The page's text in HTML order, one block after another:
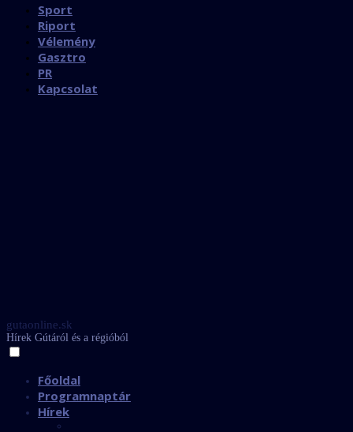
Sport
Riport
Vélemény
Gasztro
PR
Kapcsolat
gutaonline.sk
Hírek Gútáról és a régióból
Főoldal
Programnaptár
Hírek